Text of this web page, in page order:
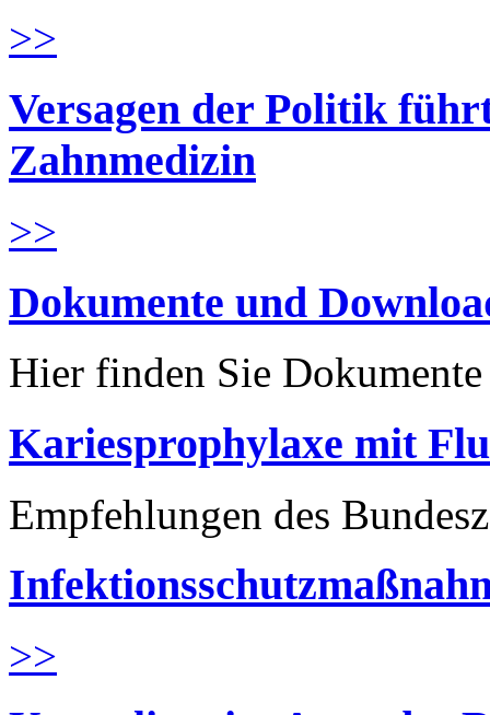
>>
Versagen der Politik
Zahnmedizin
>>
Dokumente und
Hier finden Sie
Kariesprophylaxe mit
Empfehlungen des
>>